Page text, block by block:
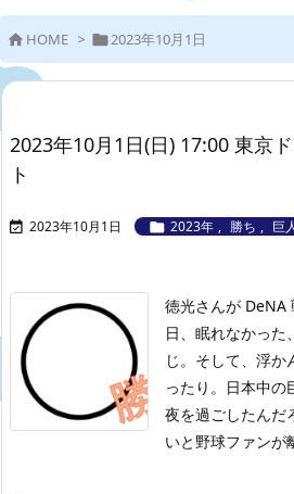
 HOME > 2023年10月1日
2023年10月1日(日) 17:00 東京
ト
 2023年10月1日  2023年 , 勝ち , 巨
徳光さんが DeNA
日、眠れなかった
じ。そして、浮
ったり。日本中の
夜を過ごしたんだ
いと野球ファンが